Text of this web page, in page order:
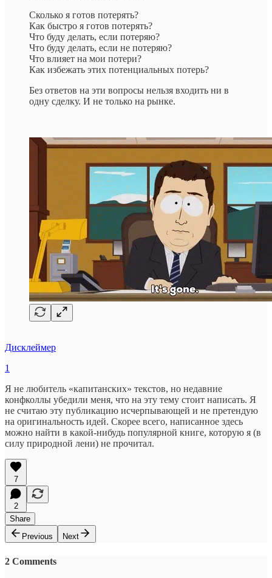
Сколько я готов потерять?
Как быстро я готов потерять?
Что буду делать, если потеряю?
Что буду делать, если не потеряю?
Что влияет на мои потери?
Как избежать этих потенциальных потерь?
Без ответов на эти вопросы нельзя входить ни в
одну сделку. И не только на рынке.
Дисклеймер
1
Я не любитель «капитанских» текстов, но недавние
конфколлы убедили меня, что на эту тему стоит написать. Я
не считаю эту публикацию исчерпывающей и не претендую
на оригинальность идей. Скорее всего, написанное здесь
можно найти в какой-нибудь популярной книге, которую я (в
силу природной лени) не прочитал.
7
2
Share
Previous
Next
2 Comments